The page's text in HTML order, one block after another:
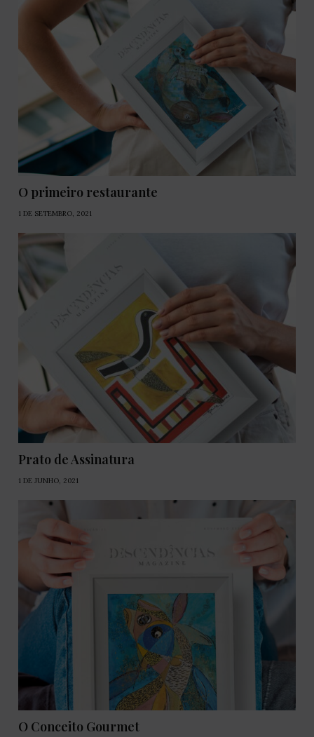
O primeiro restaurante
1 DE SETEMBRO, 2021
Prato de Assinatura
1 DE JUNHO, 2021
O Conceito Gourmet